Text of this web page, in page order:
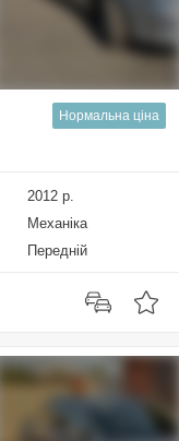
Нормальна ціна
2012 р.
Механіка
Передній